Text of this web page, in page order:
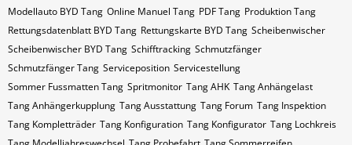
Modellauto BYD Tang Online Manuel Tang PDF Tang Produktion Tang
Rettungsdatenblatt BYD Tang Rettungskarte BYD Tang Scheibenwischer
Scheibenwischer BYD​ Tang Schifftracking Schmutzfänger
Schmutzfänger Tang Serviceposition Servicestellung
Sommer Fussmatten Tang Spritmonitor Tang AHK Tang Anhängelast
Tang Anhängerkupplung Tang Ausstattung Tang Forum Tang Inspektion
Tang Kompletträder Tang Konfiguration Tang Konfigurator Tang Lochkreis